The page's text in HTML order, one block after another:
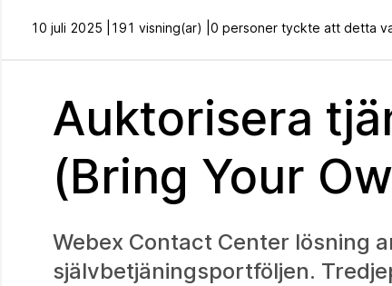
10 juli 2025 | 191 visning(ar) | 0 personer tyckte att detta
Auktorisera
(Bring Your
Webex Contact Center lösning
självbetjäningsportföljen.